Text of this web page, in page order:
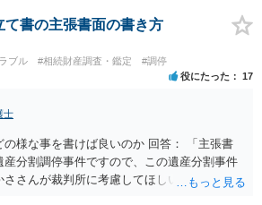
て書の主張書面の書き方
ブル #相続財産調査・鑑定 #調停
役にたった 17
士
の様な事を書けば良いのか 回答： 「主張書
分割調停事件ですので、この遺産分割事件
さんが裁判所に考慮してほしいと思う、亡